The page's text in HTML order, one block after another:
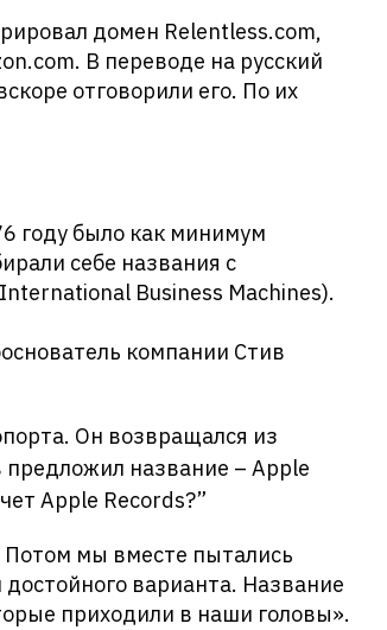
домен Relentless.com,
В переводе на русский
отговорили его. По их
году было как минимум
себе названия с
Business Machines).
компании Стив
Он возвращался из
название – Apple
Apple Records?”
Потом мы вместе пытались
варианта. Название
приходили в наши головы».